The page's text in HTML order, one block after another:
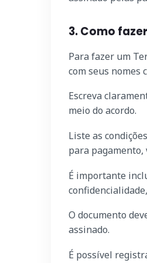
3. Como
Para fazer um
com seus nomes
Escreva
meio do acordo.
Liste as
para
É importante
O documento
assinado.
É possível